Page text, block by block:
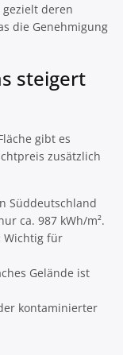
deren
die Genehmigung
steigert
gibt es
zusätzlich
Süddeutschland
ca. 987 kWh/m².
Wichtig für
Gelände ist
kontaminierter